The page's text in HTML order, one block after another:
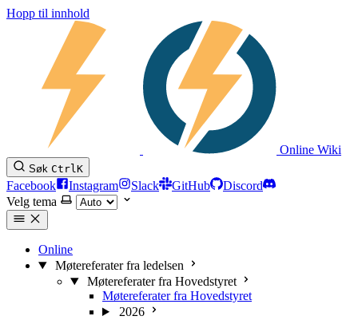
Hopp til innhold
Online Wiki
Søk CtrlK
Facebook Instagram Slack GitHub
Discord
Velg tema
Online
Møtereferater fra ledelsen
Møtereferater fra Hovedstyret
Møtereferater fra Hovedstyret
2026